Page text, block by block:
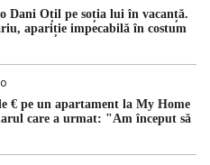
au […]
Dani Oțil pe soția lui în vacanță.
apariție impecabilă în costum
€ pe un apartament la My Home
care a urmat: "Am început să